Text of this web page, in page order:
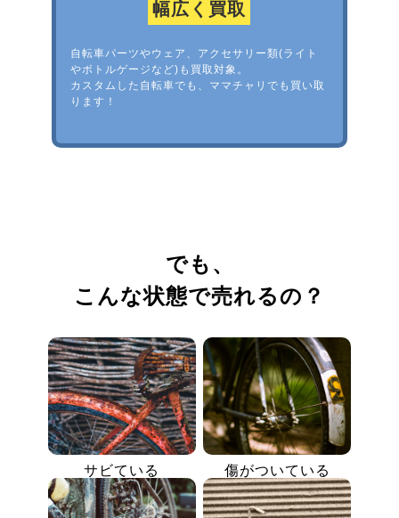
幅広く買取
自転車パーツやウェア、アクセサリー類(ライト
やボトルゲージなど)も買取対象。
カスタムした自転車でも、ママチャリでも買い取
ります！
でも、
こんな状態で売れるの？
サビている 傷がついている